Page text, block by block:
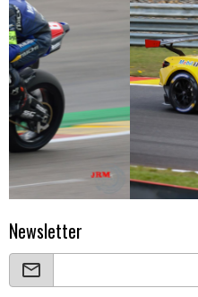
Newsletter